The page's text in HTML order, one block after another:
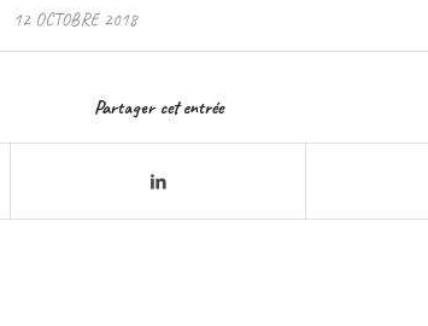
12 OCTOBRE 2018
Partager cet entrée